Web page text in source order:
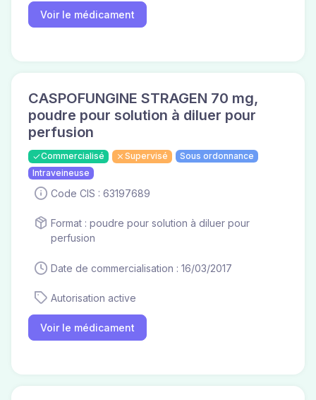
Voir le médicament
CASPOFUNGINE STRAGEN 70 mg,
poudre pour solution à diluer pour
perfusion
Commercialisé Supervisé
Sous ordonnance
Intraveineuse
Code CIS : 63197689
Format : poudre pour solution à diluer pour
perfusion
Date de commercialisation : 16/03/2017
Autorisation active
Voir le médicament